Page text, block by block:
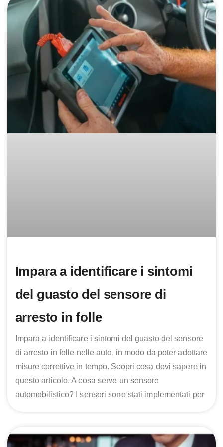
Impara a identificare i sintomi
del guasto del sensore di
arresto in folle
Impara a identificare i sintomi del guasto del sensore
di arresto in folle nelle auto, in modo da poter adottare
misure correttive in tempo. Scopri cosa devi sapere in
questo articolo. A cosa serve un sensore
automobilistico? I sensori sono stati implementati per